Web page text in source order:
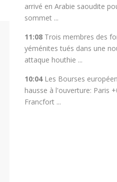
arrivé en Arabie saoudite
sommet ...
11:08 Trois membres des
yéménites tués dans une
attaque houthie ...
10:04 Les Bourses
hausse à l'ouverture: Paris
Francfort ...